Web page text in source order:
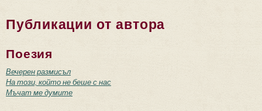
Публикации от автора
Поезия
Вечерен размисъл
На този, който не беше с нас
Мъчат ме думите